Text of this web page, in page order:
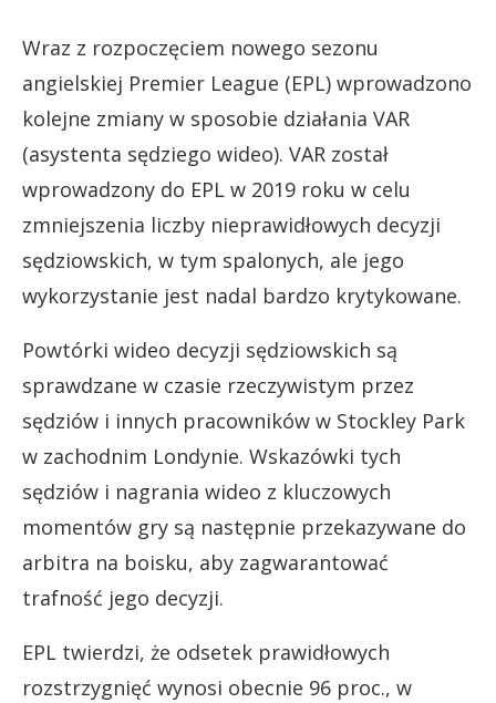
Wraz z rozpoczęciem nowego sezonu
angielskiej Premier League (EPL) wprowadzono
kolejne zmiany w sposobie działania VAR
(asystenta sędziego wideo). VAR został
wprowadzony do EPL w 2019 roku w celu
zmniejszenia liczby nieprawidłowych decyzji
sędziowskich, w tym spalonych, ale jego
wykorzystanie jest nadal bardzo krytykowane.
Powtórki wideo decyzji sędziowskich są
sprawdzane w czasie rzeczywistym przez
sędziów i innych pracowników w Stockley Park
w zachodnim Londynie. Wskazówki tych
sędziów i nagrania wideo z kluczowych
momentów gry są następnie przekazywane do
arbitra na boisku, aby zagwarantować
trafność jego decyzji.
EPL twierdzi, że odsetek prawidłowych
rozstrzygnięć wynosi obecnie 96 proc., w